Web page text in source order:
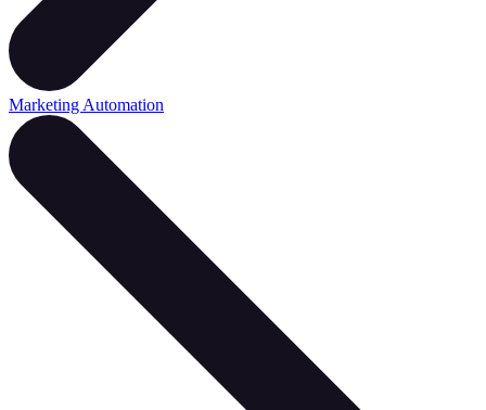
Marketing Automation